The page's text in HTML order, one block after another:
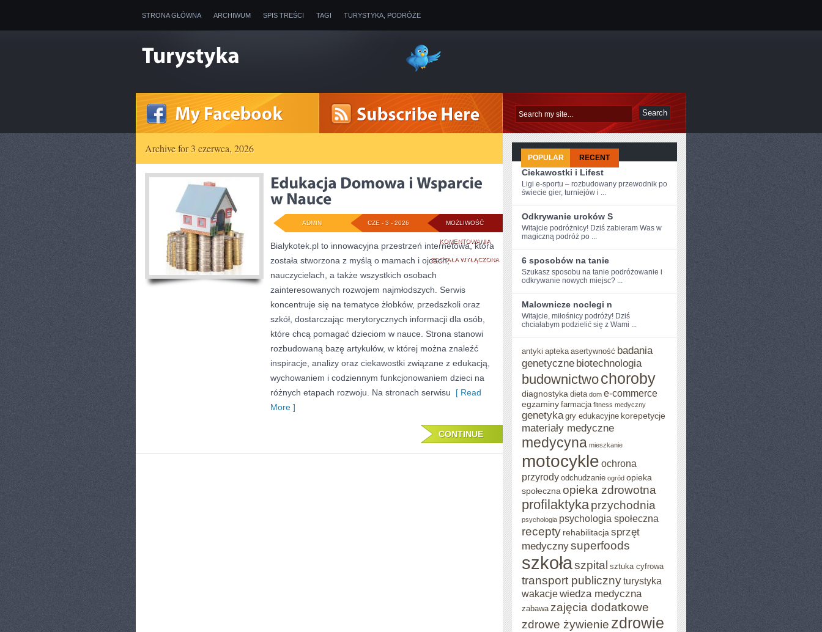
STRONA GŁÓWNA ARCHIWUM SPIS TREŚCI TAGI TURYSTYKA, PODRÓŻE
Archive for 3 czerwca, 2026
MOŻLIWOŚĆ
KOMENTOWANIAEDUKACJA
DOMOWA
WSPARCIE
NAUCE
ZOSTAŁA WYŁĄCZONA
CZE - 3 - 2026
ADMIN
Bialykotek.pl to innowacyjna przestrzeń internetowa, która
została stworzona z myślą o mamach i ojcach,
nauczycielach, a także wszystkich osobach
zainteresowanych rozwojem najmłodszych. Serwis
koncentruje się na tematyce żłobków, przedszkoli oraz
szkół, dostarczając merytorycznych informacji dla osób,
które chcą pomagać dzieciom w nauce. Strona stanowi
rozbudowaną bazę artykułów, w której można znaleźć
inspiracje, analizy oraz ciekawostki związane z edukacją,
wychowaniem i codziennym funkcjonowaniem dzieci na
różnych etapach rozwoju. Na stronach serwisu [ Read
More ]
CONTINUE
POPULAR RECENT
Ciekawostki i Lifest
Ligi e-sportu – rozbudowany przewodnik po
świecie gier, turniejów i ...
Odkrywanie uroków S
Witajcie podróżnicy! Dziś zabieram Was w
magiczną podróż po ...
6 sposobów na tanie
Szukasz sposobu na tanie podróżowanie i
odkrywanie nowych miejsc?⁣ ...
Malownicze noclegi n
Witajcie, miłośnicy podróży! Dziś
chciałabym podzielić się⁤ z Wami ...
antyki apteka asertywność badania
genetyczne biotechnologia
budownictwochoroby
diagnostyka dieta dom e-commerce
egzaminy farmacja fitness medyczny
genetyka gry edukacyjne korepetycje
materiały medyczne
medycyna mieszkanie
motocykle ochrona
przyrody odchudzanie ogród opieka
społeczna opieka zdrowotna
profilaktykaprzychodnia
psychologia psychologia społeczna
recepty rehabilitacja sprzęt
medycznysuperfoods
szkołaszpital sztuka cyfrowa
transport publicznyturystyka
wakacjewiedza medyczna
zabawa zajęcia dodatkowe
zdrowe żywienie zdrowie